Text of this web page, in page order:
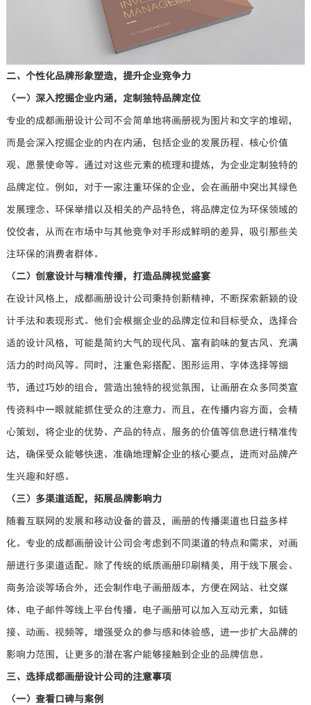
二、个性化品牌形象塑造，提升企业竞争力
（一）深入挖掘企业内涵，定制独特品牌定位
专业的成都画册设计公司不会简单地将画册视为图片和文字的堆砌，
而是会深入挖掘企业的内在内涵，包括企业的发展历程、核心价值
观、愿景使命等。通过对这些元素的梳理和提炼，为企业定制独特的
品牌定位。例如，对于一家注重环保的企业，会在画册中突出其绿色
发展理念、环保举措以及相关的产品特色，将品牌定位为环保领域的
佼佼者，从而在市场中与其他竞争对手形成鲜明的差异，吸引那些关
注环保的消费者群体。
（二）创意设计与精准传播，打造品牌视觉盛宴
在设计风格上，成都画册设计公司秉持创新精神，不断探索新颖的设
计手法和表现形式。他们会根据企业的品牌定位和目标受众，选择合
适的设计风格，可能是简约大气的现代风、富有韵味的复古风、充满
活力的时尚风等。同时，注重色彩搭配、图形运用、字体选择等细
节，通过巧妙的组合，营造出独特的视觉氛围，让画册在众多同类宣
传资料中一眼就能抓住受众的注意力。而且，在传播内容方面，会精
心策划，将企业的优势、产品的特点、服务的价值等信息进行精准传
达，确保受众能够快速、准确地理解企业的核心要点，进而对品牌产
生兴趣和好感。
（三）多渠道适配，拓展品牌影响力
随着互联网的发展和移动设备的普及，画册的传播渠道也日益多样
化。专业的成都画册设计公司会考虑到不同渠道的特点和需求，对画
册进行多渠道适配。除了传统的纸质画册印刷精美，用于线下展会、
商务洽谈等场合外，还会制作电子画册版本，方便在网站、社交媒
体、电子邮件等线上平台传播。电子画册可以加入互动元素，如链
接、动画、视频等，增强受众的参与感和体验感，进一步扩大品牌的
影响力范围，让更多的潜在客户能够接触到企业的品牌信息。
三、选择成都画册设计公司的注意事项
（一）查看口碑与案例